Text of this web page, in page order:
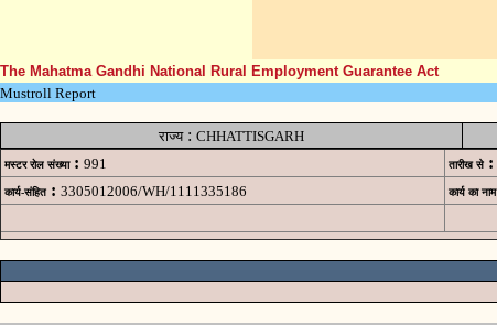
The Mahatma Gandhi National Rural Employment Guarantee Act
Mustroll Report
राज्य: CHHATTISGARH
मस्टर रोल संख्या : 991 तारीख से :
कार्य-संहित : 3305012006/WH/1111335186 कार्य का नाम